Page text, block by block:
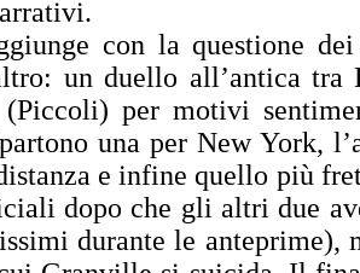
con la questione
un duello all’antica tra
per motivi
una per New York,
e infine quello più
dopo che gli altri due
durante le anteprime),